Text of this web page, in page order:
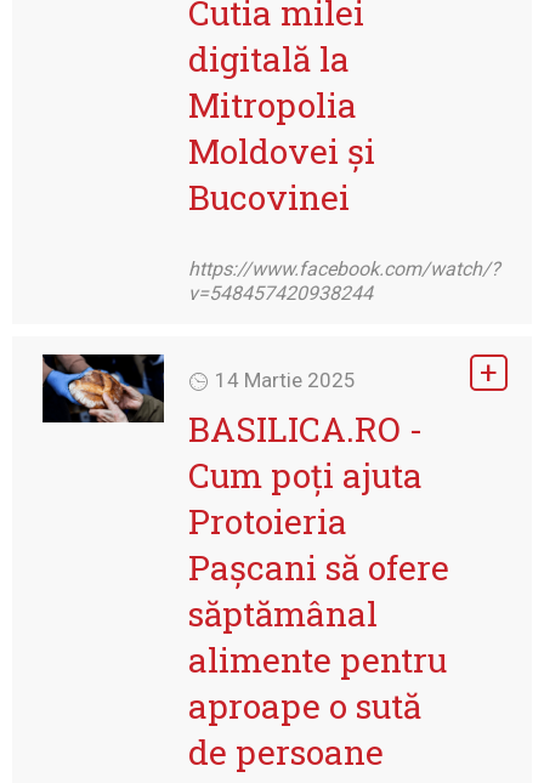
Cutia milei
digitală la
Mitropolia
Moldovei și
Bucovinei
https://www.facebook.com/watch/?
v=548457420938244
14 Martie 2025
BASILICA.RO -
Cum poți ajuta
Protoieria
Pașcani să ofere
săptămânal
alimente pentru
aproape o sută
de persoane